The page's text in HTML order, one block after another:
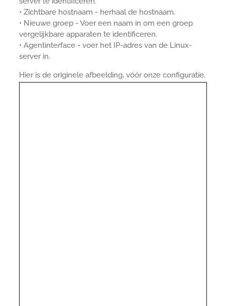
• Zichtbare hostnaam - herhaal de hostnaam.
• Nieuwe groep - Voer een naam in om een groep
vergelijkbare apparaten te identificeren.
• Agentinterface - voer het IP-adres van de Linux-
server in.
Hier is de originele afbeelding, vóór onze configuratie.